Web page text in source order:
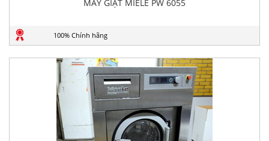
MÁY GIẶT MIELE PW 6055
100% Chính hãng